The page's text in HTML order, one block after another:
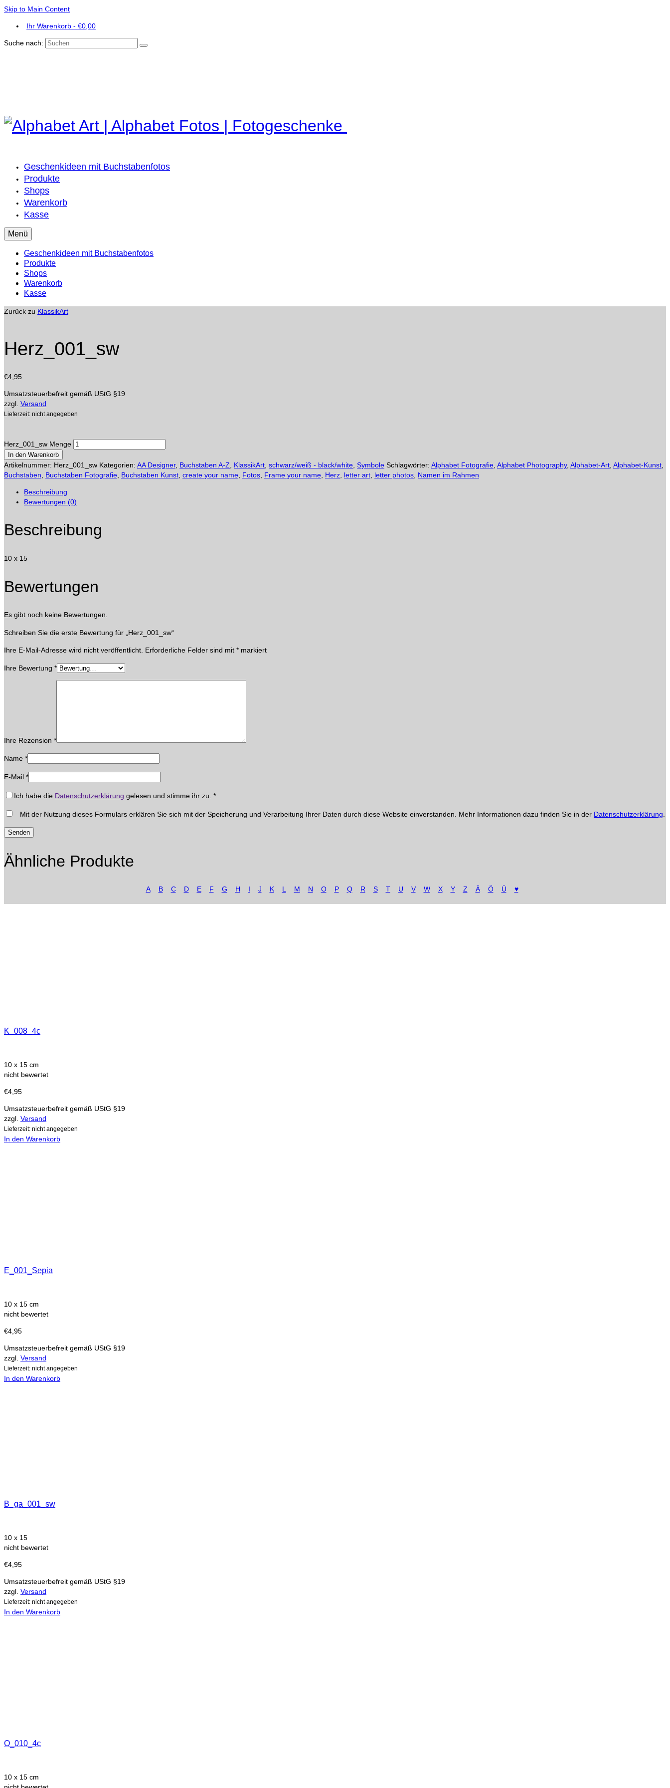
Skip to Main Content
Ihr Warenkorb - €0,00
Suche nach:
Geschenkideen mit Buchstabenfotos
Produkte
Shops
Warenkorb
Kasse
Menü
Geschenkideen mit Buchstabenfotos
Produkte
Shops
Warenkorb
Kasse
Zurück zu KlassikArt
Herz_001_sw
€4,95
Umsatzsteuerbefreit gemäß UStG §19
zzgl. Versand
Lieferzeit: nicht angegeben
Herz_001_sw Menge
In den Warenkorb
Artikelnummer: Herz_001_sw Kategorien: AA Designer, Buchstaben A-Z KlassikArt schwarz/weiß - black/white Symbole Schlagwörter: Alphabet Fotografie Alphabet Photography, Alphabet-Art Alphabet-Kunst
Buchstaben
Buchstaben Fotografie Buchstaben Kunst create your name Fotos Frame your name Herz letter art letter photos Namen im Rahmen
Beschreibung
Bewertungen (0)
Beschreibung
10 x 15
Bewertungen
Es gibt noch keine Bewertungen.
Schreiben Sie die erste Bewertung für „Herz_001_sw“
Ihre E-Mail-Adresse wird nicht veröffentlicht. Erforderliche Felder sind mit * markiert
Ihre Bewertung *
Ihre Rezension *
Name *
E-Mail *
Ich habe die Datenschutzerklärung gelesen und stimme ihr zu. *
Mit der Nutzung dieses Formulars erklären Sie sich mit der Speicherung und Verarbeitung Ihrer Daten durch diese Website einverstanden. Mehr Informationen dazu finden Sie in der Datenschutzerklärung
Ähnliche Produkte
A B C D E F G H I J K L M N O P Q R S T U V W X Y Z Ä Ö Ü ♥
K_008_4c
10 x 15 cm
nicht bewertet
€4,95
Umsatzsteuerbefreit gemäß UStG §19
zzgl. Versand
Lieferzeit: nicht angegeben
In den Warenkorb
E_001_Sepia
10 x 15 cm
nicht bewertet
€4,95
Umsatzsteuerbefreit gemäß UStG §19
zzgl. Versand
Lieferzeit: nicht angegeben
In den Warenkorb
B_ga_001_sw
10 x 15
nicht bewertet
€4,95
Umsatzsteuerbefreit gemäß UStG §19
zzgl. Versand
Lieferzeit: nicht angegeben
In den Warenkorb
O_010_4c
10 x 15 cm